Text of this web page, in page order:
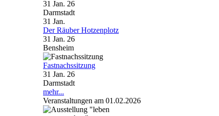
31 Jan. 26
Darmstadt
31 Jan.
Der Räuber Hotzenplotz
31 Jan. 26
Bensheim
Fastnachssitzung
31 Jan. 26
Darmstadt
mehr...
Veranstaltungen am 01.02.2026